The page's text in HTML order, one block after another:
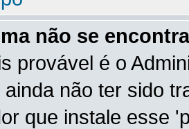
não se
provável é o
ainda não ter sido
que instale esse